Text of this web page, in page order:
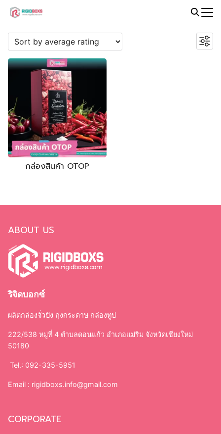
Skip
content
for:
PROMOTION
กล่องจั่วปัง
ถุงกระดาษ
กล่องเครื่องสำอาง
กล่องทรงกระบอก
ใบปลิว แผ่นพับ
ป้ายไฟ
กล่องจั่วปัง
กล่องสินค้า OTOP
ABOUT US
ริจิดบอกซ์
ผลิตกล่องจั่วปัง ถุงกระดาษ กล่องทูป
222/538 หมู่ที่ 4 ตำบลดอนแก้ว อำเภอแม่ริม จังหวัดเชียงใหม่
50180
Tel.: 092-335-5951
Email : rigidboxs.info@gmail.com
CORPORATE